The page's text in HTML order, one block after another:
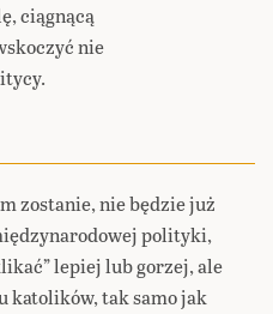
ciągnącą
nie
zostanie, nie będzie już
polityki,
lepiej lub gorzej, ale
katolików, tak samo jak